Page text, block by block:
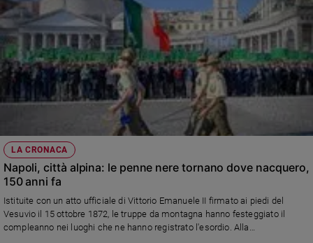
LA CRONACA
Napoli, città alpina: le penne nere tornano dove nacquero,
150 anni fa
Istituite con un atto ufficiale di Vittorio Emanuele II firmato ai piedi del
Vesuvio il 15 ottobre 1872, le truppe da montagna hanno festeggiato il
compleanno nei luoghi che ne hanno registrato l'esordio. Alla